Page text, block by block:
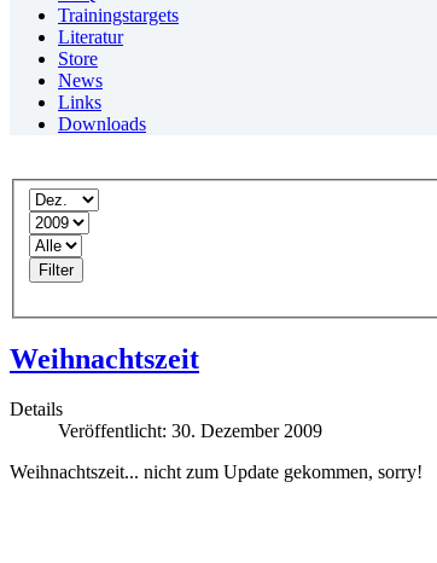
Trainingstargets
Literatur
Store
News
Links
Downloads
Filter
Weihnachtszeit
Details
Veröffentlicht: 30. Dezember 2009
Weihnachtszeit... nicht zum Update gekommen, sorry!